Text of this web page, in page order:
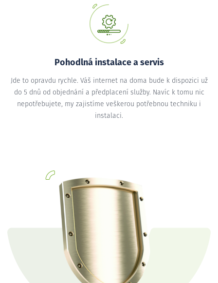
Pohodlná instalace a servis
Jde to opravdu rychle. Váš internet na doma bude k dispozici už
do 5 dnů od objednání a předplacení služby. Navíc k tomu nic
nepotřebujete, my zajistíme veškerou potřebnou techniku i
instalaci.